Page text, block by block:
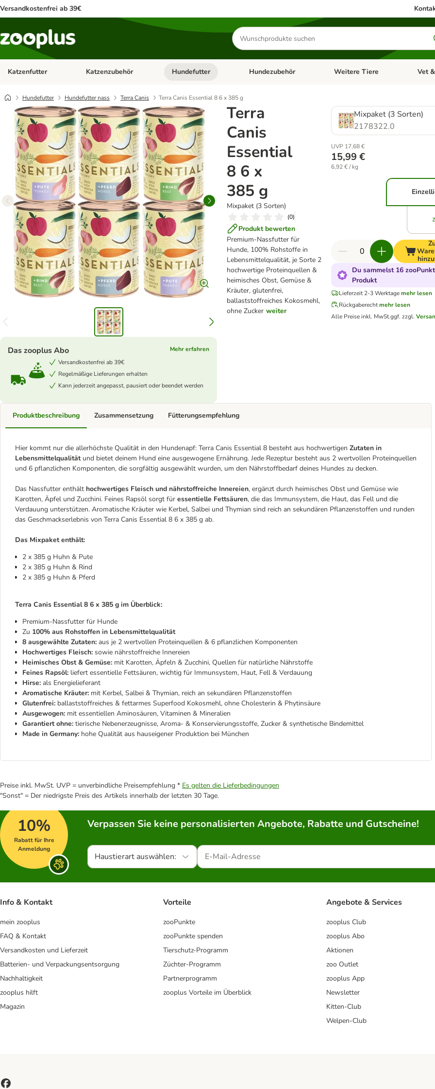
Versandkostenfrei ab 39€
Produkte
suchen
Katzenfutter Kategorie-Menü öffnen: Katzenfutter
Katzenzubehör Kategorie-Menü öffnen: Katzenzubehör
Hundefutter Kategorie-Menü öffnen: Hundefutter
Hundezubehör Kategorie-Menü öffnen:
Weitere Tiere Vet
Hundefutter Hundefutter nass Terra Canis Terra Canis Essential 8 6 x 385 g
Terra
Canis
Essential
8 6 x
385 g
Mixpaket (3 Sorten)
(0)
Produkt bewerten
Premium-Nassfutter für
Hunde, 100% Rohstoffe in
Lebensmittelqualität, je Sorte 2
hochwertige Proteinquellen &
heimisches Obst, Gemüse &
Kräuter, glutenfrei,
ballaststoffreiches Kokosmehl,
ohne Zucker weiter
Das zooplus Abo
Mehr erfahren
Versandkostenfrei ab 39€
Regelmäßige Lieferungen erhalten
Kann jederzeit angepasst, pausiert oder beendet werden
Mixpaket (3 Sorten)
2178322.0
UVP 17,68 €
15,99 €
6,92 € / kg
Du sammelst 16
Produkt
Lieferzeit 2-3 Werktage mehr lesen
Rückgaberechtmehr lesen
Alle Preise inkl. MwSt.ggf. zzgl.
Produktbeschreibung
Hier kommt nur die allerhöchste Qualität in den Hundenapf: Terra Canis Essential 8 besteht aus hochwertigen Zutaten in
Lebensmittelqualitätund bietet deinem Hund eine ausgewogene Ernährung. Jede Rezeptur besteht aus 2 wertvollen Proteinquellen
und 6 pflanzlichen Komponenten, die sorgfältig ausgewählt wurden, um den Nährstoffbedarf deines Hundes zu decken.
Das Nassfutter enthält hochwertiges Fleisch und nährstoffreiche Innereien, ergänzt durch heimisches Obst und Gemüse wie
Karotten, Äpfel und Zucchini. Feines Rapsöl sorgt für essentielle Fettsäuren, die das Immunsystem, die Haut, das Fell und die
Verdauung unterstützen. Aromatische Kräuter wie Kerbel, Salbei und Thymian sind reich an sekundären Pflanzenstoffen und runden
das Geschmackserlebnis von Terra Canis Essential 8 6 x 385 g ab.
Das Mixpaket enthält:
2 x 385 g Huhn & Pute
2 x 385 g Huhn & Rind
2 x 385 g Huhn & Pferd
Terra Canis Essential 8 6 x 385 g im Überblick:
Premium-Nassfutter für Hunde
Zu 100% aus Rohstoffen in Lebensmittelqualität
8 ausgewählte Zutaten: aus je 2 wertvollen Proteinquellen & 6 pflanzlichen Komponenten
Hochwertiges Fleisch: sowie nährstoffreiche Innereien
Heimisches Obst & Gemüse: mit Karotten, Äpfeln & Zucchini, Quellen für natürliche Nährstoffe
Feines Rapsöl: liefert essentielle Fettsäuren, wichtig für Immunsystem, Haut, Fell & Verdauung
Hirse: als Energielieferant
Aromatische Kräuter: mit Kerbel, Salbei & Thymian, reich an sekundären Pflanzenstoffen
Glutenfrei: ballaststoffreiches & fettarmes Superfood Kokosmehl, ohne Cholesterin & Phytinsäure
Ausgewogen: mit essentiellen Aminosäuren, Vitaminen & Mineralien
Garantiert ohne: tierische Nebenerzeugnisse, Aroma- & Konservierungsstoffe, Zucker & synthetische Bindemittel
Made in Germany: hohe Qualität aus hauseigener Produktion bei München
Zusammensetzung Fütterungsempfehlung
Preise inkl. MwSt. UVP = unverbindliche Preisempfehlung * Es gelten die Lieferbedingungen
"Sonst" = Der niedrigste Preis des Artikels innerhalb der letzten 30 Tage.
10%
Rabatt für Ihre
Anmeldung
Verpassen Sie keine personalisierten Angebote, Rabatte und Gutscheine!
Haustierart auswählen:
Info & Kontakt
mein zooplus
FAQ & Kontakt
Versandkosten und Lieferzeit
Batterien- und Verpackungsentsorgung
Nachhaltigkeit
zooplus hilft
Magazin
Vorteile
zooPunkte
zooPunkte spenden
Tierschutz-Programm
Züchter-Programm
Partnerprogramm
zooplus Vorteile im Überblick
Angebote & Services
zooplus Club
zooplus Abo
Aktionen
zoo Outlet
zooplus App
Newsletter
Kitten-Club
Welpen-Club